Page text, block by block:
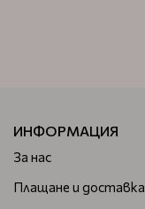
ИНФОРМАЦИЯ
За нас
Плащане и доставка